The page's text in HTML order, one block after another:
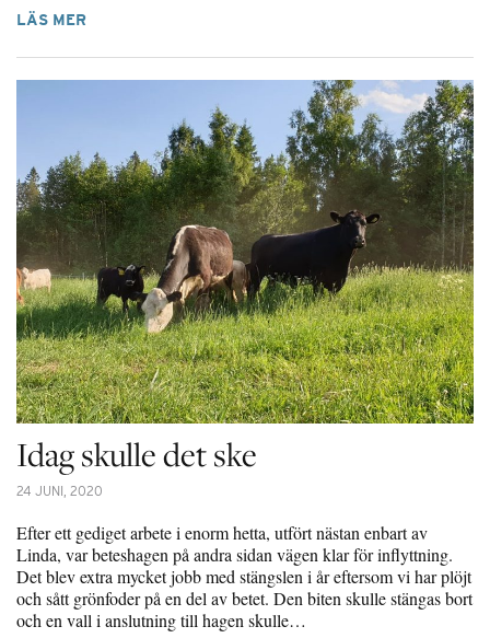
LÄS MER
Idag skulle det ske
24 JUNI, 2020
Efter ett gediget arbete i enorm hetta, utfört nästan enbart av
Linda, var beteshagen på andra sidan vägen klar för inflyttning.
Det blev extra mycket jobb med stängslen i år eftersom vi har plöjt
och sått grönfoder på en del av betet. Den biten skulle stängas bort
och en vall i anslutning till hagen skulle…